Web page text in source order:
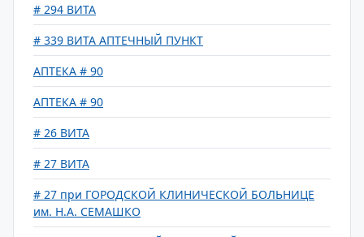
# 294 ВИТА
# 339 ВИТА АПТЕЧНЫЙ ПУНКТ
АПТЕКА # 90
АПТЕКА # 90
# 26 ВИТА
# 27 ВИТА
# 27 при ГОРОДСКОЙ КЛИНИЧЕСКОЙ БОЛЬНИЦЕ
им. Н.А. СЕМАШКО